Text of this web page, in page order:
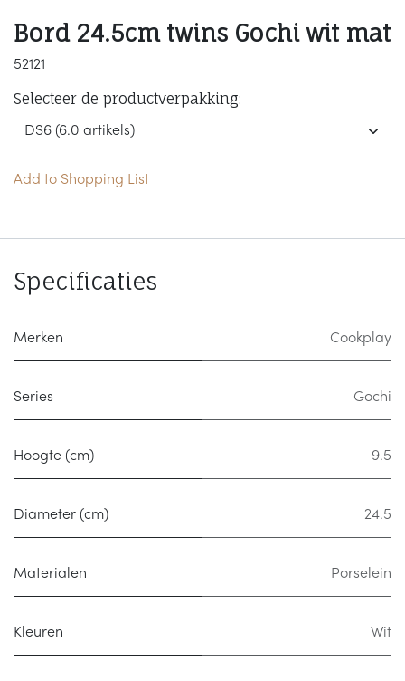
Bord 24.5cm twins Gochi wit mat
52121
Selecteer de productverpakking:
Add to Shopping List
Specificaties
Merken Cookplay
Series Gochi
Hoogte (cm) 9.5
Diameter (cm) 24.5
Materialen Porselein
Kleuren Wit